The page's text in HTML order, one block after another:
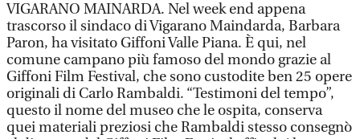
VIGARANO MAINARDA. Nel week end appena
trascorso il sindaco di Vigarano Maindarda, Barbara
Paron, ha visitato Giffoni Valle Piana. È qui, nel
comune campano più famoso del mondo grazie al
Giffoni Film Festival, che sono custodite ben 25 opere
originali di Carlo Rambaldi. “Testimoni del tempo”,
questo il nome del museo che le ospita, conserva
quei materiali preziosi che Rambaldi stesso consegnò